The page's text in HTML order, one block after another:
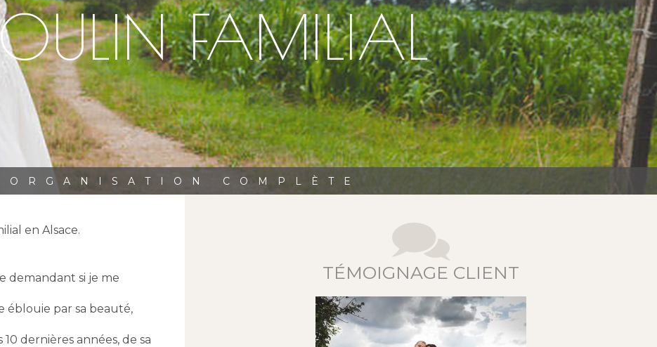
FAMILIAL
ORGANISATION COMPLÈTE
en Alsace.
demandant si je me
éblouie par sa beauté,
dernières années, de sa
TÉMOIGNAGE CLIENT